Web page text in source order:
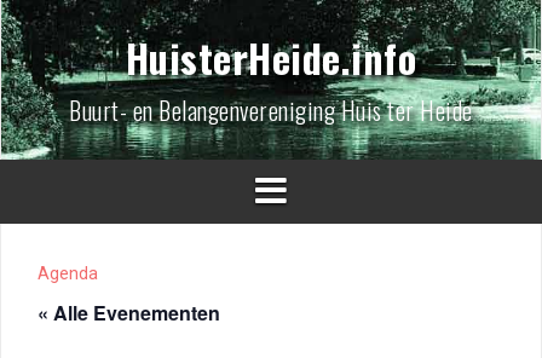
Spring
naar
inhoud
HuisterHeide.info
Buurt- en Belangenvereniging Huis ter Heide
Agenda
« Alle Evenementen